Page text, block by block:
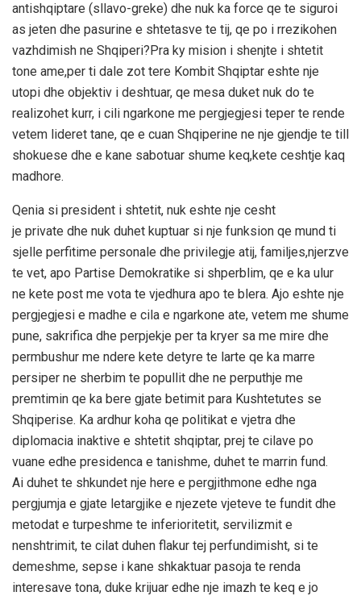
antishqiptare (sllavo-greke) dhe nuk ka force qe te siguroi
as jeten dhe pasurine e shtetasve te tij, qe po i rrezikohen
vazhdimish ne Shqiperi?Pra ky mision i shenjte i shtetit
tone ame,per ti dale zot tere Kombit Shqiptar eshte nje
utopi dhe objektiv i deshtuar, qe mesa duket nuk do te
realizohet kurr, i cili ngarkone me pergjegjesi teper te rende
vetem lideret tane, qe e cuan Shqiperine ne nje gjendje te till
shokuese dhe e kane sabotuar shume keq,kete ceshtje kaq
madhore.
Qenia si president i shtetit, nuk eshte nje cesht
je private dhe nuk duhet kuptuar si nje funksion qe mund ti
sjelle perfitime personale dhe privilegje atij, familjes,njerzve
te vet, apo Partise Demokratike si shperblim, qe e ka ulur
ne kete post me vota te vjedhura apo te blera. Ajo eshte nje
pergjegjesi e madhe e cila e ngarkone ate, vetem me shume
pune, sakrifica dhe perpjekje per ta kryer sa me mire dhe
permbushur me ndere kete detyre te larte qe ka marre
persiper ne sherbim te popullit dhe ne perputhje me
premtimin qe ka bere gjate betimit para Kushtetutes se
Shqiperise. Ka ardhur koha qe politikat e vjetra dhe
diplomacia inaktive e shtetit shqiptar, prej te cilave po
vuane edhe presidenca e tanishme, duhet te marrin fund.
Ai duhet te shkundet nje here e pergjithmone edhe nga
pergjumja e gjate letargjike e njezete vjeteve te fundit dhe
metodat e turpeshme te inferioritetit, servilizmit e
nenshtrimit, te cilat duhen flakur tej perfundimisht, si te
demeshme, sepse i kane shkaktuar pasoja te renda
interesave tona, duke krijuar edhe nje imazh te keq e jo